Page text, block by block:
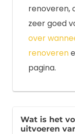
renoveren,
zeer goed
over
renoveren
pagina.
Wat is het
uitvoeren